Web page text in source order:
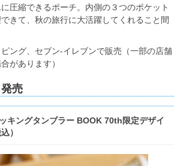
圧縮できるポーチ。内側の３つのポケット
きて、秋の旅行に大活躍してくれること間
ング、セブン‐イレブンで販売（一部の店舗
があります）
売
キングタンブラー BOOK 70th限定デザイ
）